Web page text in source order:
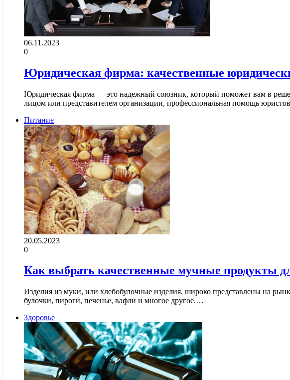
06.11.2023
0
Юридическая фирма: качественные
Юридическая фирма — это надежный союзник, который поможет вам в
лицом или представителем организации, профессиональная помощь
Питание
20.05.2023
0
Как выбрать качественные мучные продукты
Изделия из муки, или хлебобулочные изделия, широко представлены на
булочки, пироги, печенье, вафли и многое другое.…
Здоровье